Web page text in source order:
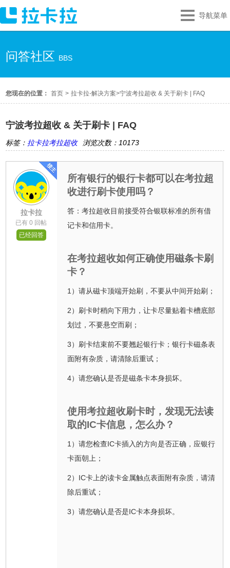
导航菜单
问答社区 BBS
您现在的位置： 首页 > 拉卡拉-解决方案>宁波考拉超收 & 关于刷卡 | FAQ
宁波考拉超收 & 关于刷卡 | FAQ
标签： 拉卡拉考拉超收 浏览次数：10173
拉卡拉
已有 0 回帖
已经回答
所有银行的银行卡都可以在考拉超
收进行刷卡使用吗？
答：考拉超收目前接受符合银联标准的所有借
记卡和信用卡。
在考拉超收如何正确使用磁条卡刷
卡？
1）请从磁卡顶端开始刷，不要从中间开始刷；
2）刷卡时稍向下用力，让卡尽量贴着卡槽底部
划过，不要悬空而刷；
3）刷卡结束前不要翘起银行卡；银行卡磁条表
面附有杂质，请清除后重试；
4）请您确认是否是磁条卡本身损坏。
使用考拉超收刷卡时，发现无法读
取的IC卡信息，怎么办？
1）请您检查IC卡插入的方向是否正确，应银行
卡面朝上；
2）IC卡上的读卡金属触点表面附有杂质，请清
除后重试；
3）请您确认是否是IC卡本身损坏。